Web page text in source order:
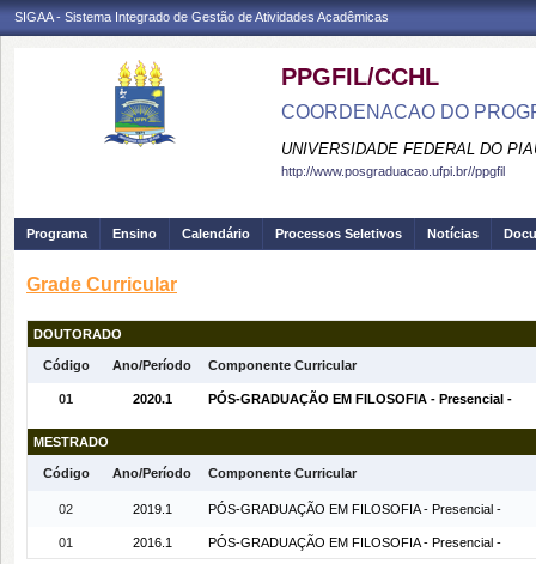
SIGAA - Sistema Integrado de Gestão de Atividades Acadêmicas
PPGFIL/CCHL
COORDENACAO DO
UNIVERSIDADE FEDERAL DO
http://www.posgraduacao.ufpi.br//ppgfil
Programa Ensino Calendário Processos Seletivos Notícias
Grade Curricular
DOUTORADO
Código Ano/Período Componente Curricular
01 2020.1 PÓS-GRADUAÇÃO EM FILOSOFIA - Presencial -
MESTRADO
Código Ano/Período Componente Curricular
02 2019.1 PÓS-GRADUAÇÃO EM FILOSOFIA - Presencial -
01 2016.1 PÓS-GRADUAÇÃO EM FILOSOFIA - Presencial -